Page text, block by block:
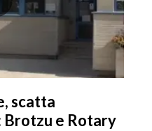
scatta
Brotzu e Rotary